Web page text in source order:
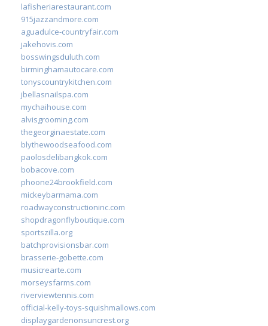
lafisheriarestaurant.com
915jazzandmore.com
aguadulce-countryfair.com
jakehovis.com
bosswingsduluth.com
birminghamautocare.com
tonyscountrykitchen.com
jbellasnailspa.com
mychaihouse.com
alvisgrooming.com
thegeorginaestate.com
blythewoodseafood.com
paolosdelibangkok.com
bobacove.com
phoone24brookfield.com
mickeybarmama.com
roadwayconstructioninc.com
shopdragonflyboutique.com
sportszilla.org
batchprovisionsbar.com
brasserie-gobette.com
musicrearte.com
morseysfarms.com
riverviewtennis.com
official-kelly-toys-squishmallows.com
displaygardenonsuncrest.org